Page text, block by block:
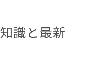
る（求められ
識と最新